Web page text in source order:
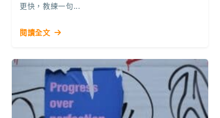
更快，教練一句...
閱讀全文